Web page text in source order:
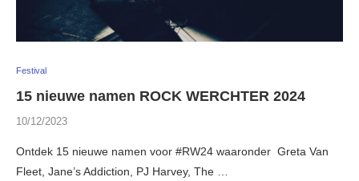
Festival
15 nieuwe namen ROCK WERCHTER 2024
10/12/2023
Ontdek 15 nieuwe namen voor #RW24 waaronder Greta Van
Fleet, Jane’s Addiction, PJ Harvey, The …